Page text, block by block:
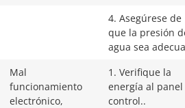
4. Asegúrese de
que la presión
agua sea
Mal
funcionamiento
electrónico,
1. Verifique la
energía al
control..